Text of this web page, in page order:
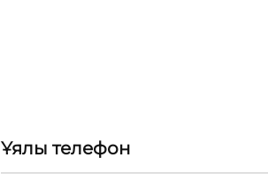
Ұялы телефон